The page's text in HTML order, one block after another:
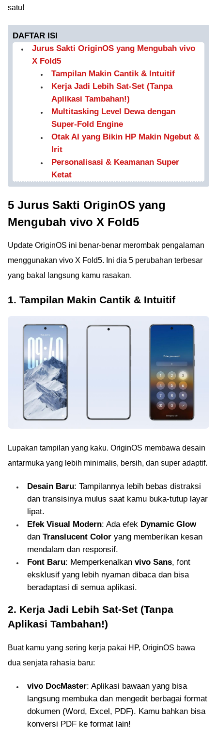
satu!
DAFTAR ISI
Jurus Sakti OriginOS yang Mengubah vivo
X Fold5
Tampilan Makin Cantik & Intuitif
Kerja Jadi Lebih Sat-Set (Tanpa
Aplikasi Tambahan!)
Multitasking Level Dewa dengan
Super-Fold Engine
Otak AI yang Bikin HP Makin Ngebut &
Irit
Personalisasi & Keamanan Super
Ketat
5 Jurus Sakti OriginOS yang
Mengubah vivo X Fold5
Update OriginOS ini benar-benar merombak pengalaman
menggunakan vivo X Fold5. Ini dia 5 perubahan terbesar
yang bakal langsung kamu rasakan.
1. Tampilan Makin Cantik & Intuitif
Lupakan tampilan yang kaku. OriginOS membawa desain
antarmuka yang lebih minimalis, bersih, dan super adaptif.
Desain Baru: Tampilannya lebih bebas distraksi
dan transisinya mulus saat kamu buka-tutup layar
lipat.
Efek Visual Modern: Ada efek Dynamic Glow
dan Translucent Color yang memberikan kesan
mendalam dan responsif.
Font Baru: Memperkenalkan vivo Sans, font
eksklusif yang lebih nyaman dibaca dan bisa
beradaptasi di semua aplikasi.
2. Kerja Jadi Lebih Sat-Set (Tanpa
Aplikasi Tambahan!)
Buat kamu yang sering kerja pakai HP, OriginOS bawa
dua senjata rahasia baru:
vivo DocMaster: Aplikasi bawaan yang bisa
langsung membuka dan mengedit berbagai format
dokumen (Word, Excel, PDF). Kamu bahkan bisa
konversi PDF ke format lain!